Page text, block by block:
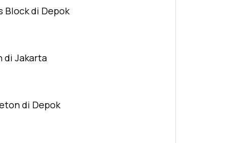
Block di Depok
di Jakarta
di Depok